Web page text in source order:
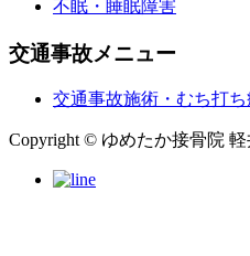
不眠・睡眠障害
交通事故メニュー
交通事故施術・むち打ち
Copyright © ゆめたか接骨院 軽